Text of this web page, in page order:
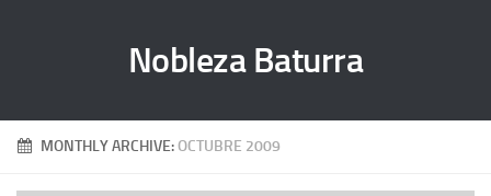
Nobleza Baturra
MONTHLY ARCHIVE:OCTUBRE 2009